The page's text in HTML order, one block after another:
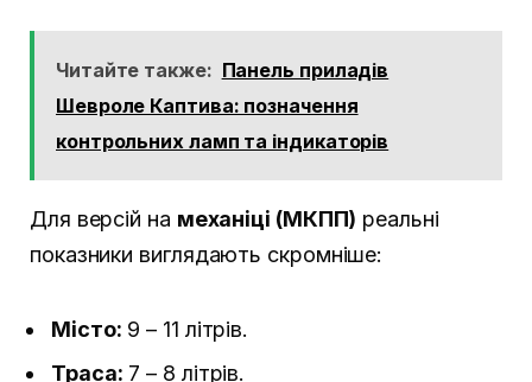
Читайте также: Панель приладів
Шевроле Каптива: позначення
контрольних ламп та індикаторів
Для версій на механіці (МКПП) реальні
показники виглядають скромніше:
Місто: 9 – 11 літрів.
Траса: 7 – 8 літрів.